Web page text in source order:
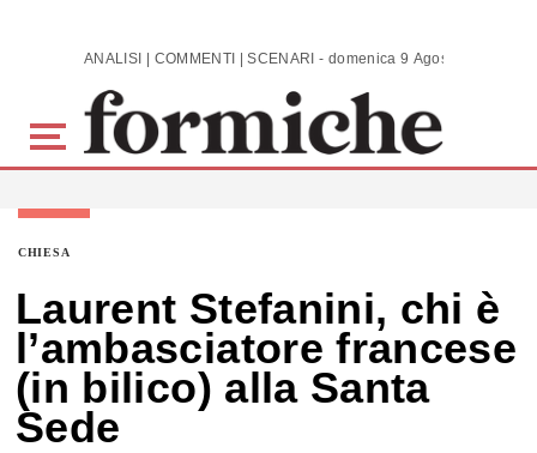
Skip to main content ANALISI | COMMENTI | SCENARI - domenica 9 Agosto 2026
CHIESA
Laurent Stefanini, chi è
l’ambasciatore francese
(in bilico) alla Santa
Sede